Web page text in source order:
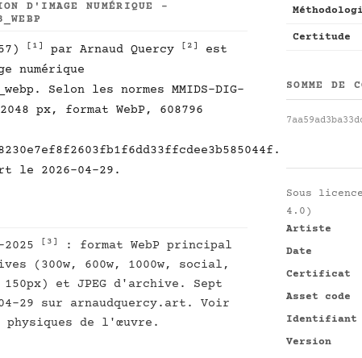
D'IMAGE NUMÉRIQUE -
[1] par Arnaud Quercy [2]
est
numérique
Selon les normes MMIDS-DIG-
px, format WebP, 608796
le 2026-04-29.
2025 [3]
: format WebP principal
(300w, 600w, 1000w, social,
et JPEG d'archive. Sept
29 sur arnaudquercy.art. Voir
de l'œuvre.
Certitude
SOMME DE
Sous
4.0)
Artiste
Date
Certificat
Asset code
Identifiant
Version